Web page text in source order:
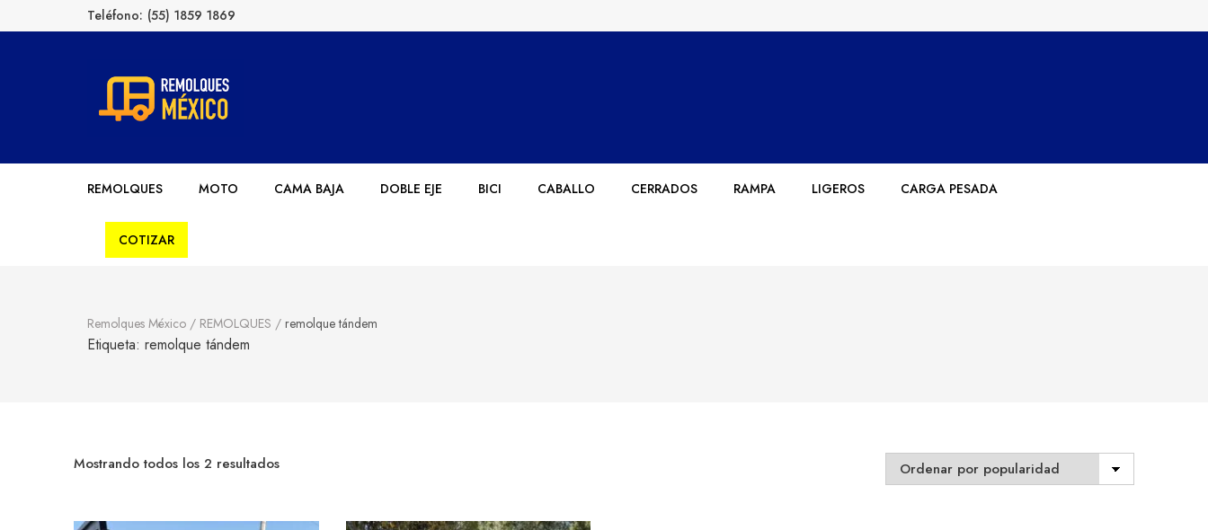
Teléfono: (55) 1859 1869
Remolques México
REMOLQUES MOTO CAMA BAJA DOBLE EJE BICI CABALLO CERRADOS RAMPA LIGEROS CARGA PESADA
COTIZAR
Remolques México / REMOLQUES / remolque tándem
Etiqueta: remolque tándem
Mostrando todos los 2 resultadosSorted